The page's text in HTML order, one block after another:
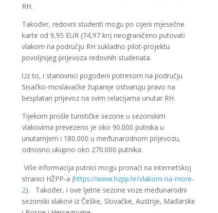
RH.
Također, redovni studenti mogu po cijeni mjesečne
karte od 9,95 EUR (74,97 kn) neograničeno putovati
vlakom na području RH sukladno pilot-projektu
povoljnijeg prijevoza redovnih studenata.
Uz to, i stanovnici pogođeni potresom na području
Sisačko-moslavačke županije ostvaruju pravo na
besplatan prijevoz na svim relacijama unutar RH.
Tijekom prošle turističke sezone u sezonskim
vlakovima prevezeno je oko 90.000 putnika u
unutarnjem i 180.000 u međunarodnom prijevozu,
odnosno ukupno oko 270.000 putnika.
Više informacija putnici mogu pronaći na internetskoj
stranici HŽPP-a (https://www.hzpp.hr/vlakom-na-more-
2). Također, i ove ljetne sezone voze međunarodni
sezonski vlakovi iz Češke, Slovačke, Austrije, Mađarske